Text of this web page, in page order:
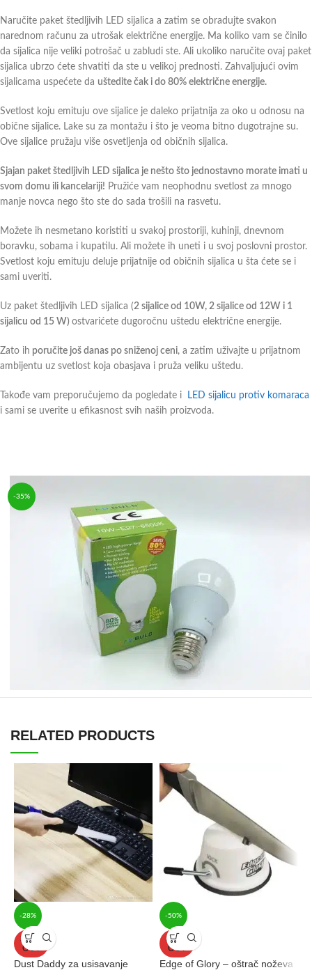
Naručite paket štedljivih LED sijalica a zatim se obradujte svakon
narednom računu za utrošak električne energije. Ma koliko vam se činilo
da sijalica nije veliki potrošač u zabludi ste. Ali ukoliko naručite ovaj paket
sijalica ubrzo ćete shvatiti da ste u velikoj prednosti. Zahvaljujući ovim
sijalicama uspećete da uštedite čak i do 80% električne energije.
Svetlost koju emituju ove sijalice je daleko prijatnija za oko u odnosu na
obične sijalice. Lake su za montažu i što je veoma bitno dugotrajne su.
Ove sijalice pružaju više osvetljenja od običnih sijalica.
Sjajan paket štedljivih LED sijalica je nešto što jednostavno morate imati u
svom domu ili kancelariji! Pružiće vam neophodnu svetlost za mnogo
manje novca nego što ste do sada trošili na rasvetu.
Možete ih nesmetano koristiti u svakoj prostoriji, kuhinji, dnevnom
boravku, sobama i kupatilu. Ali možete ih uneti i u svoj poslovni prostor.
Svetlost koju emituju deluje prijatnije od običnih sijalica u šta ćete se i
sami uveriti.
Uz paket štedljivih LED sijalica (2 sijalice od 10W, 2 sijalice od 12W i 1
sijalicu od 15 W) ostvarićete dugoročnu uštedu električne energije.
Zato ih poručite još danas po sniženoj ceni, a zatim uživajte u prijatnom
ambijentu uz svetlost koja obasjava i pruža veliku uštedu.
Takođe vam preporučujemo da pogledate i
LED sijalicu protiv komaraca
i sami se uverite u efikasnost svih naših proizvoda.
-35%
RELATED PRODUCTS
-28%
SOLD
OUT
Dust Daddy za usisavanje
-50%
SOLD
OUT
Edge of Glory – oštrač noževa